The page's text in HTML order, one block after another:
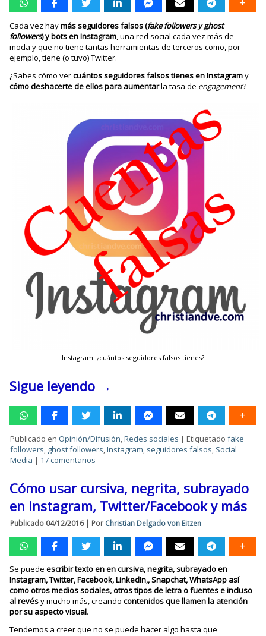
Cada vez haymás seguidores falsos (fake followers y ghost
followers) y bots en Instagram, una red social cada vez más de
moda y que no tiene tantas herramientas de terceros como, por
ejemplo, tiene (o tuvo) Twitter.
¿Sabes cómo vercuántos seguidores falsos tienes en Instagramy
cómo deshacerte de ellos para aumentarla tasa de engagement?
Instagram: ¿cuántos seguidores falsos tienes?
Sigue leyendo →
Publicado en Opinión/Difusión,Redes sociales |Etiquetado fake
followers, ghost followers,Instagram, seguidores falsos, Social
Media | 17 comentarios
Cómo usar cursiva, negrita, subrayado
en Instagram, Twitter/Facebook y más
Publicado 04/12/2016| Por Christian Delgado von Eitzen
Se puedeescribir texto en en cursiva, negrita, subrayado en
Instagram, Twitter, Facebook, LinkedIn,, Snapchat, WhatsApp así
como otros medios sociales, otros tipos de letra o fuentes e incluso
al revésy mucho más, creandocontenidos que llamen la atención
por su aspecto visual.
Tendemos a creer que no se puede hacer algo hasta que